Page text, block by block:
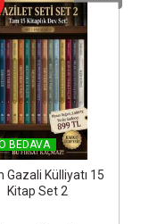
BEDAVA
Gazali Külliyatı 15
Kitap Set 2